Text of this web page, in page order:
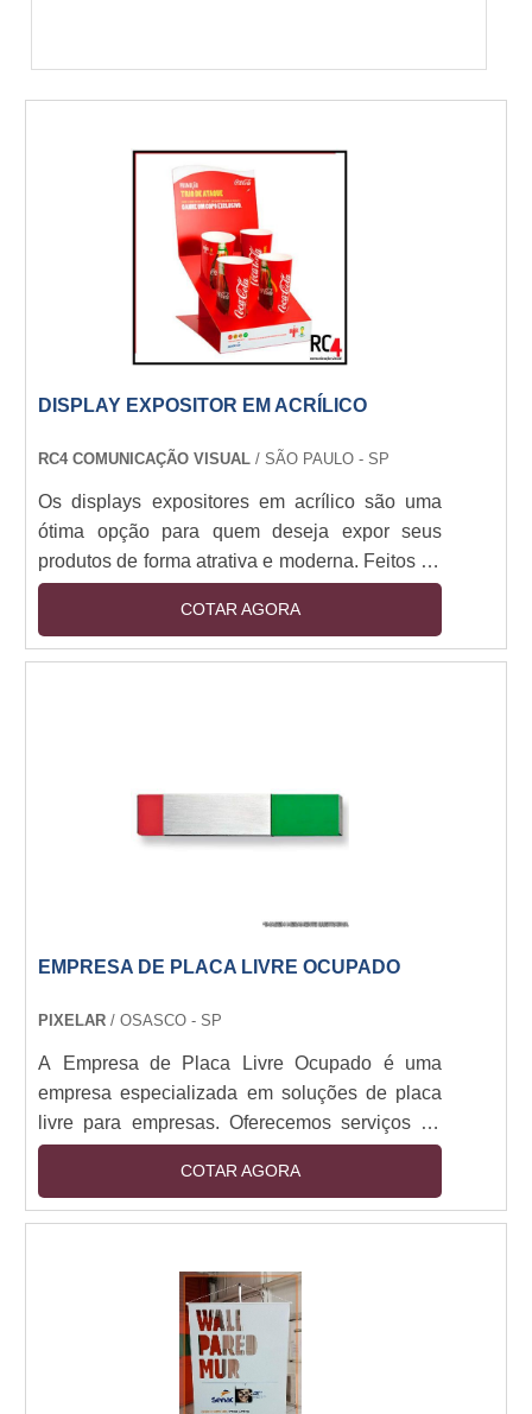
DISPLAY EXPOSITOR EM ACRÍLICO
RC4 COMUNICAÇÃO VISUAL/ SÃO PAULO - SP
Os displays expositores em acrílico são uma
ótima opção para quem deseja expor seus
produtos de forma atrativa e moderna. Feitos de
material resistente e de alta qualidade, os
displays expositores em acrílico são leves,
duráveis e oferecem uma ótima visibilidade
em acrílico, não deixe de conferir as opções
disponíveis no mercado.
COTAR AGORA
EMPRESA DE PLACA LIVRE OCUPADO
PIXELAR/ OSASCO - SP
A Empresa de Placa Livre Ocupado é uma
empresa especializada em soluções de placa
livre para empresas. Oferecemos serviços de
placa livre para empresas de todos os
tamanhos, desde pequenas empresas até
grandes corporações. Nossa equipe de
para garantir que nossos clientes obtenham o
melhor serviço possível. Nossos serviços
incluem a criação de placas livres, a instalação
de placas livres, a manutenção de placas livres
e a gestão de placas livres. Além disso,
COTAR AGORA